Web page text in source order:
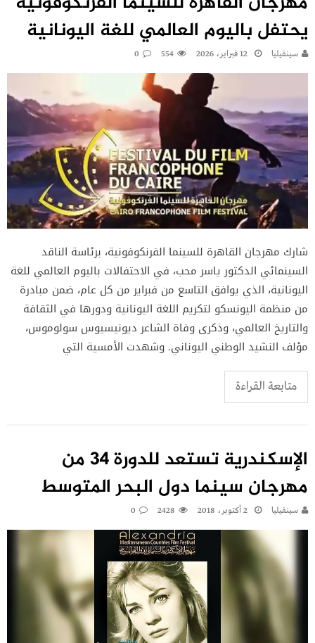
يحتفل باليوم العالمي للغة اليونانية
سينفيليا 12 فبراير، 2026 554
0
شارك مهرجان القاهرة للسينما الفرنكوفونية، برئاسة الناقد
السينمائي الدكتور ياسر محب، في الاحتفالات باليوم العالمي للغة
اليونانية، الذي يوافق التاسع من فبراير من كل عام، ضمن مبادرة
من منظمة اليونسكو لتكريم اللغة اليونانية ودورها في الثقافة
والتاريخ العالمي، وذكرى وفاة الشاعر ديونيسيوس سولوموس،
مؤلف النشيد الوطني اليوناني. وشهدت الأمسية التي
متابعة القراءة
الإسكندرية تستعد للدورة 34 من
مهرجان سينما دول البحر المتوسط
سينفيليا 2 أكتوبر، 2018 2428
0